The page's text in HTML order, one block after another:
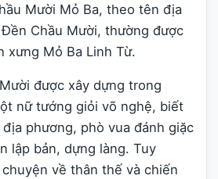
Mười Mỏ Ba, theo tên địa
Chầu Mười, thường được
xưng Mỏ Ba Linh Từ.
được xây dựng trong
nữ tướng giỏi võ nghệ, biết
phương, phò vua đánh giặc
lập bản, dựng làng. Tuy
về thân thế và chiến